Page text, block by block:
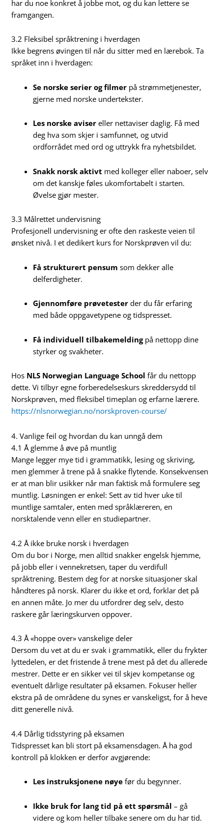
har du noe konkret å jobbe mot, og du kan lettere se
framgangen.
3.2 Fleksibel språktrening i hverdagen
Ikke begrens øvingen til når du sitter med en lærebok. Ta
språket inn i hverdagen:
Se norske serier og filmer på strømmetjenester,
gjerne med norske undertekster.
Les norske aviser eller nettaviser daglig. Få med
deg hva som skjer i samfunnet, og utvid
ordforrådet med ord og uttrykk fra nyhetsbildet.
Snakk norsk aktivt med kolleger eller naboer, selv
om det kanskje føles ukomfortabelt i starten.
Øvelse gjør mester.
3.3 Målrettet undervisning
Profesjonell undervisning er ofte den raskeste veien til
ønsket nivå. I et dedikert kurs for Norskprøven vil du:
Få strukturert pensum som dekker alle
delferdigheter.
Gjennomføre prøvetester der du får erfaring
med både oppgavetypene og tidspresset.
Få individuell tilbakemeldingpå nettopp dine
styrker og svakheter.
Hos NLS Norwegian Language School får du nettopp
dette. Vi tilbyr egne forberedelseskurs skreddersydd til
Norskprøven, med fleksibel timeplan og erfarne lærere.
https://nlsnorwegian.no/norskproven-course/
4. Vanlige feil og hvordan du kan unngå dem
4.1 Å glemme å øve på muntlig
Mange legger mye tid i grammatikk, lesing og skriving,
men glemmer å trene på å snakke flytende. Konsekvensen
er at man blir usikker når man faktisk må formulere seg
muntlig. Løsningen er enkel: Sett av tid hver uke til
muntlige samtaler, enten med språklæreren, en
norsktalende venn eller en studiepartner.
4.2 Å ikke bruke norsk i hverdagen
Om du bor i Norge, men alltid snakker engelsk hjemme,
på jobb eller i vennekretsen, taper du verdifull
språktrening. Bestem deg for at norske situasjoner skal
håndteres på norsk. Klarer du ikke et ord, forklar det på
en annen måte. Jo mer du utfordrer deg selv, desto
raskere går læringskurven oppover.
4.3 Å «hoppe over» vanskelige deler
Dersom du vet at du er svak i grammatikk, eller du frykter
lyttedelen, er det fristende å trene mest på det du allerede
mestrer. Dette er en sikker vei til skjev kompetanse og
eventuelt dårlige resultater på eksamen. Fokuser heller
ekstra på de områdene du synes er vanskeligst, for å heve
ditt generelle nivå.
4.4 Dårlig tidsstyring på eksamen
Tidspresset kan bli stort på eksamensdagen. Å ha god
kontroll på klokken er derfor avgjørende:
Les instruksjonene nøye før du begynner.
Ikke bruk for lang tid på ett spørsmål – gå
videre og kom heller tilbake senere om du har tid.